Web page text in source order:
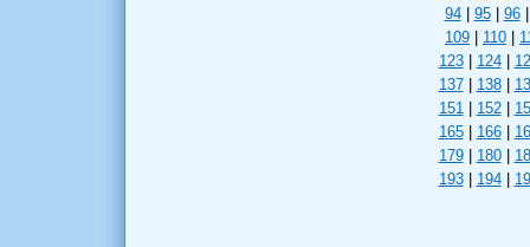
94
95 96
109
110
123
124
137
138
151
152
165
166
179
180
193
194